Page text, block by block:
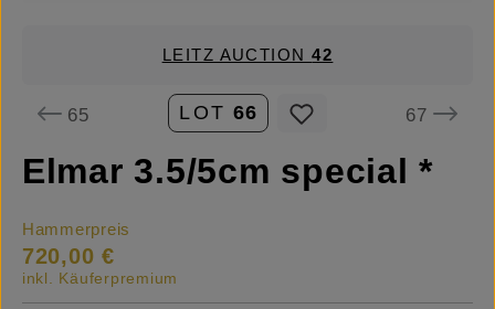
LEITZ AUCTION42
65 LOT 66 67
Elmar 3.5/5cm special *
Hammerpreis
720,00 €
inkl. Käuferpremium